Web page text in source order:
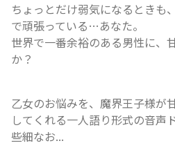
ちょっとだけ弱気になるときも
で頑張っている…あなた。
世界で一番余裕のある男性に、
か？
乙女のお悩みを、魔界王子様が
してくれる一人語り形式の音声
些細なお...